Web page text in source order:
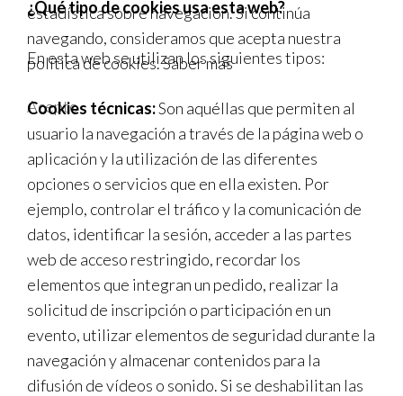
estadística sobre navegación. Si continúa
navegando, consideramos que acepta nuestra
política de cookies.Saber más
Acepto
¿Qué tipo de cookies usa esta web?
En esta web se utilizan los siguientes tipos:
Cookies técnicas:Son aquéllas que permiten al
usuario la navegación a través de la página web o
aplicación y la utilización de las diferentes
opciones o servicios que en ella existen. Por
ejemplo, controlar el tráfico y la comunicación de
datos, identificar la sesión, acceder a las partes
web de acceso restringido, recordar los
elementos que integran un pedido, realizar la
solicitud de inscripción o participación en un
evento, utilizar elementos de seguridad durante la
navegación y almacenar contenidos para la
difusión de vídeos o sonido. Si se deshabilitan las